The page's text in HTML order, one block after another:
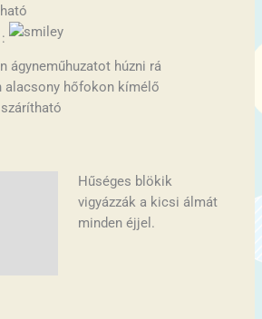
:
ágyneműhuzatot húzni rá
alacsony hőfokon kímélő
Hűséges blökik
vigyázzák a kicsi álmát
minden éjjel.